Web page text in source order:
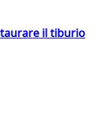
il tiburio